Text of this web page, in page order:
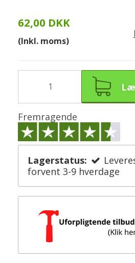
62,00 DKK
(Inkl. moms)
Fremragende
Lagerstatus:
forvent 3-9 hverdage